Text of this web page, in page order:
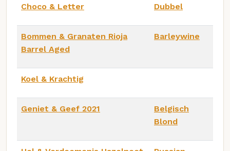
Choco & Letter Dubbel
Bommen & Granaten Rioja
Barrel Aged
Barleywine
Koel & Krachtig
Geniet & Geef 2021
Belgisch
Blond